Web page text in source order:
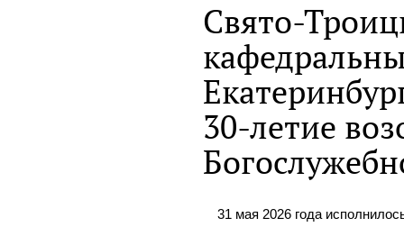
Свято-
30-летие
31 мая 2026 года